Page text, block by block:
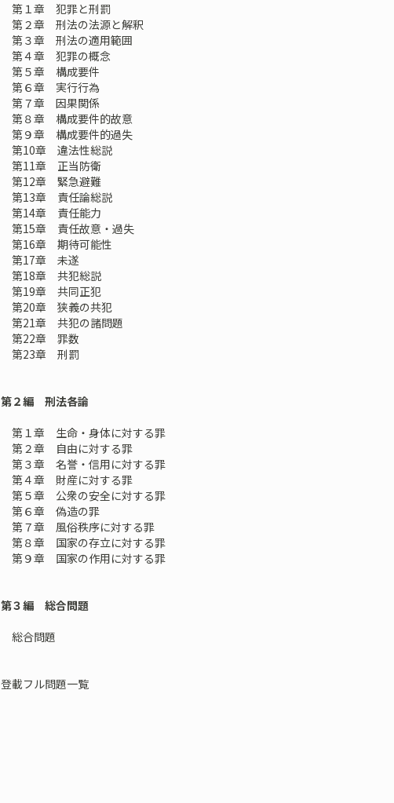
第１章 犯罪と刑罰
第２章 刑法の法源と解釈
第３章 刑法の適用範囲
第４章 犯罪の概念
第５章 構成要件
第６章 実行行為
第７章 因果関係
第８章 構成要件的故意
第９章 構成要件的過失
第10章 違法性総説
第11章 正当防衛
第12章 緊急避難
第13章 責任論総説
第14章 責任能力
第15章 責任故意・過失
第16章 期待可能性
第17章 未遂
第18章 共犯総説
第19章 共同正犯
第20章 狭義の共犯
第21章 共犯の諸問題
第22章 罪数
第23章 刑罰
第２編 刑法各論
第１章 生命・身体に対する罪
第２章 自由に対する罪
第３章 名誉・信用に対する罪
第４章 財産に対する罪
第５章 公衆の安全に対する罪
第６章 偽造の罪
第７章 風俗秩序に対する罪
第８章 国家の存立に対する罪
第９章 国家の作用に対する罪
第３編 総合問題
総合問題
登載フル問題一覧